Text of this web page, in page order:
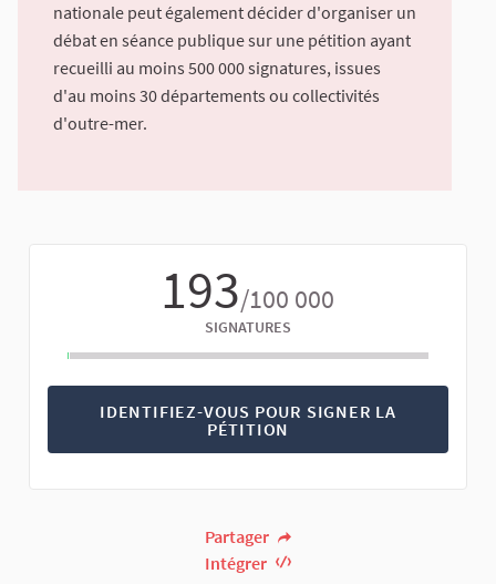
nationale peut également décider d'organiser un
débat en séance publique sur une pétition ayant
recueilli au moins 500 000 signatures, issues
d'au moins 30 départements ou collectivités
d'outre-mer.
193/100 000
SIGNATURES
IDENTIFIEZ-VOUS POUR SIGNER LA
PÉTITION
Partager
Intégrer